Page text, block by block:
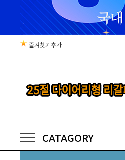
즐겨찾기추가
CATAGORY